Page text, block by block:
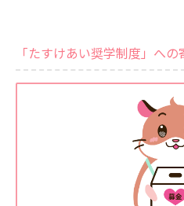
「たすけあい奨学制度」へ